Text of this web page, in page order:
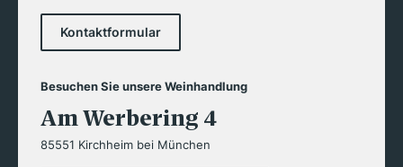
Kontaktformular
Besuchen Sie unsere Weinhandlung
Am Werbering 4
85551 Kirchheim bei München